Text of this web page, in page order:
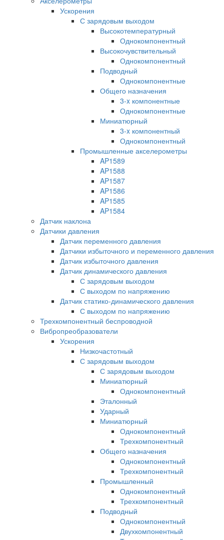
Ускорения
С зарядовым выходом
Высокотемпературный
Однокомпонентный
Высокочувствительный
Однокомпонентный
Подводный
Однокомпонентные
Общего назначения
3-x компонентные
Однокомпонентные
Миниатюрный
3-x компонентный
Однокомпонентный
Промышленные акселерометры
AP1589
AP1588
AP1587
AP1586
AP1585
AP1584
Датчик наклона
Датчики давления
Датчик переменного давления
Датчики избыточного и переменного давления
Датчик избыточного давления
Датчик динамического давления
С зарядовым выходом
С выходом по напряжению
Датчик статико-динамического давления
С выходом по напряжению
Трехкомпонентный беспроводной
Вибропреобразователи
Ускорения
Низкочастотный
С зарядовым выходом
С зарядовым выходом
Миниатюрный
Однокомпонентный
Эталонный
Ударный
Миниатюрный
Однокомпонентный
Трехкомпонентный
Общего назначения
Однокомпонентный
Трехкомпонентный
Промышленный
Однокомпонентный
Трехкомпонентный
Подводный
Однокомпонентный
Двухкомпонентный